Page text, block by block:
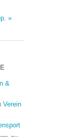
»
&
Verein